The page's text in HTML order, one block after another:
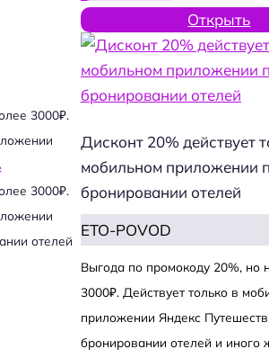
3000₽.
3000₽.
отелей
Открыть
Дисконт 20% действует
мобильном приложении
бронировании отелей
ETO-POVOD
Выгода по промокоду 20%, но
3000₽. Действует только в
приложении Яндекс
бронировании отелей и иного